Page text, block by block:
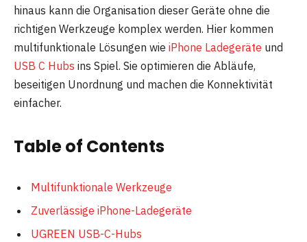
hinaus kann die Organisation dieser Geräte ohne die
richtigen Werkzeuge komplex werden. Hier kommen
multifunktionale Lösungen wie iPhone Ladegeräte und
USB C Hubs ins Spiel. Sie optimieren die Abläufe,
beseitigen Unordnung und machen die Konnektivität
einfacher.
Table of Contents
Multifunktionale Werkzeuge
Zuverlässige iPhone-Ladegeräte
UGREEN USB-C-Hubs